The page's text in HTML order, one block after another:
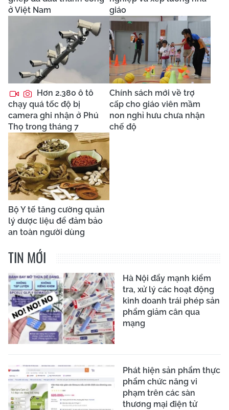
ở Việt Nam
giáo
Hơn 2.380 ô tô
chạy quá tốc độ bị
camera ghi nhận ở Phú
Thọ trong tháng 7
Chính sách mới về trợ
cấp cho giáo viên mầm
non nghỉ hưu chưa nhận
chế độ
Bộ Y tế tăng cường quản
lý dược liệu để đảm bảo
an toàn người dùng
TIN MỚI
Hà Nội đẩy mạnh kiểm
tra, xử lý các hoạt động
kinh doanh trái phép sản
phẩm giảm cân qua
mạng
Phát hiện sản phẩm thực
phẩm chức năng vi
phạm trên các sàn
thương mại điện tử